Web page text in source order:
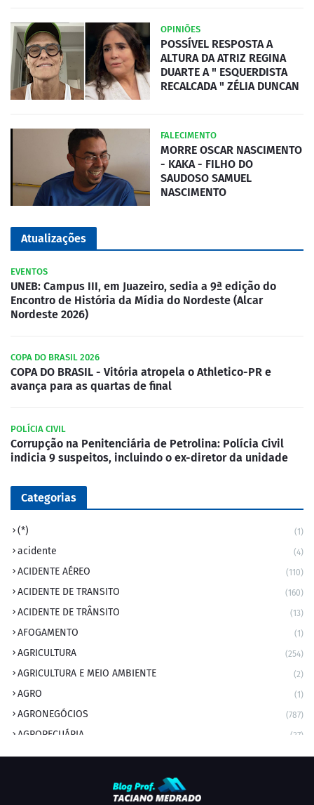
OPINIÕES
POSSÍVEL RESPOSTA A
ALTURA DA ATRIZ REGINA
DUARTE A " ESQUERDISTA
RECALCADA " ZÉLIA DUNCAN
FALECIMENTO
MORRE OSCAR NASCIMENTO
- KAKA - FILHO DO
SAUDOSO SAMUEL
NASCIMENTO
Atualizações
EVENTOS
UNEB: Campus III, em Juazeiro, sedia a 9ª edição do
Encontro de História da Mídia do Nordeste (Alcar
Nordeste 2026)
COPA DO BRASIL 2026
COPA DO BRASIL - Vitória atropela o Athletico-PR e
avança para as quartas de final
POLÍCIA CIVIL
Corrupção na Penitenciária de Petrolina: Polícia Civil
indicia 9 suspeitos, incluindo o ex-diretor da unidade
Categorias
(*) (1)
acidente (4)
ACIDENTE AÉREO (110)
ACIDENTE DE TRANSITO (160)
ACIDENTE DE TRÂNSITO (13)
AFOGAMENTO (1)
AGRICULTURA (254)
AGRICULTURA E MEIO AMBIENTE (2)
AGRO (1)
AGRONEGÓCIOS (787)
AGROPECUÁRIA (37)
AMBIENTE (9)
ANIVERSÁRIO DA CIDADE